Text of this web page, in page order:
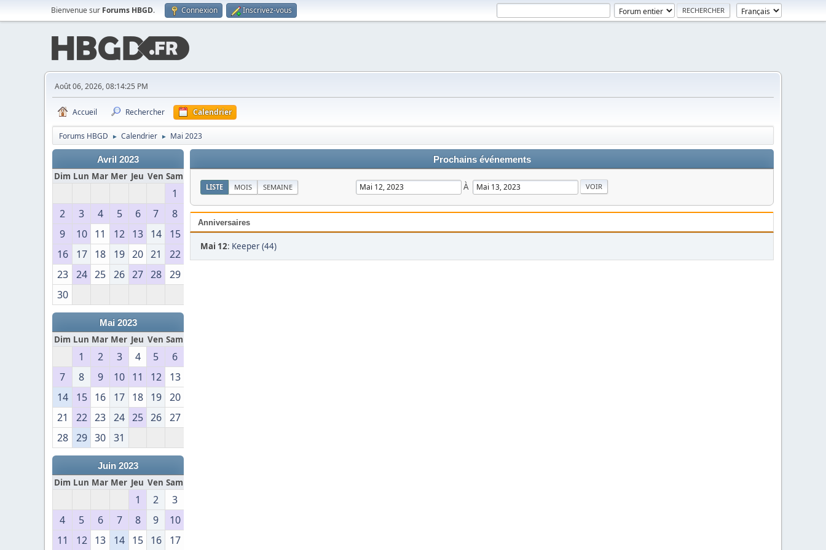
Bienvenue sur Forums HBGD. Connexion Inscrivez-vous
Août 06, 2026, 08:14:25 PM
Accueil Rechercher Calendrier
Forums HBGD ► Calendrier ► Mai 2023
Avril 2023
Dim Lun Mar Mer Jeu Ven Sam
1
2
3 4 5 6 7
8
9
10 11 12 13 14
15
16
17 18 19 20 21
22
23
24 25 26 27 28
29
30
Mai 2023
Dim Lun Mar Mer Jeu Ven Sam
1 2 3 4 5
6
7
8 9 10 11 12
13
14
15 16 17 18 19
20
21
22 23 24 25 26
27
28
29 30 31
Juin 2023
Dim Lun Mar Mer Jeu Ven Sam
1 2
3
4
5 6 7 8 9
10
11
12 13 14 15 16 17
Prochains événements
LISTE MOIS SEMAINE À
Anniversaires
Mai 12: Keeper (44)